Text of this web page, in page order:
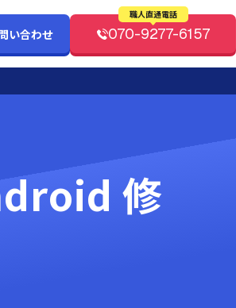
い合わせ
職人直通電話
070-9277-6157
修